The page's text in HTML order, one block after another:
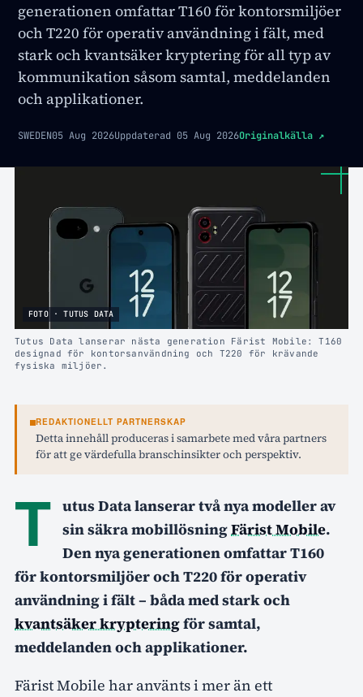
generationen omfattar T160 för kontorsmiljöer
och T220 för operativ användning i fält, med
stark och kvantsäker kryptering för all typ av
kommunikation såsom samtal, meddelanden
och applikationer.
SWEDEN05 Aug 2026Uppdaterad 05 Aug 2026Originalkälla ↗
FOTO · TUTUS DATA
Tutus Data lanserar nästa generation Färist Mobile: T160
designad för kontorsanvändning och T220 för krävande
fysiska miljöer.
REDAKTIONELLT PARTNERSKAP
Detta innehåll produceras i samarbete med våra partners
för att ge värdefulla branschinsikter och perspektiv.
T utus Data lanserar två nya modeller av
sin säkra mobillösningFärist Mobile.
Den nya generationen omfattar T160
för kontorsmiljöer och T220 för operativ
användning i fält – båda med stark och
kvantsäker krypteringför samtal,
meddelanden och applikationer.
Färist Mobile har använts i mer än ett